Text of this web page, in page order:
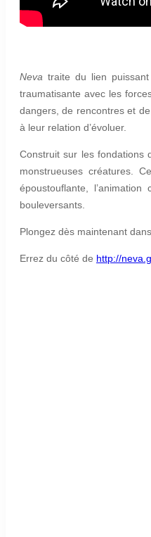
Neva traite du lien
traumatisante avec les
dangers, de rencontres et
à leur relation d’évoluer.
Construit sur les fondations
monstrueuses créatures.
époustouflante,
bouleversants.
Plongez dès maintenant
Errez du côté de http://